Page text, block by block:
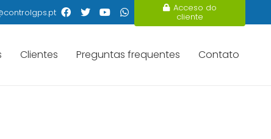
Acceso do
cliente
Clientes Preguntas frequentes Contato